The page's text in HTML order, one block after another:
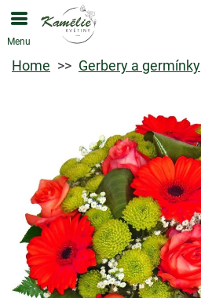
Menu
Home Gerbery a germínky